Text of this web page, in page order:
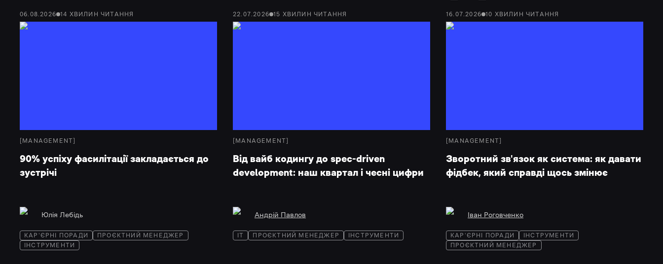
06.08.2026 14 ХВИЛИН ЧИТАННЯ
MANAGEMENT
90% успіху фасилітації закладається до
зустрічі
Юлія Лебідь
КАР'ЄРНІ ПОРАДИ
ПРОЄКТНИЙ МЕНЕДЖЕР
ІНСТРУМЕНТИ
22.07.2026 15 ХВИЛИН ЧИТАННЯ
MANAGEMENT
Від вайб кодингу до spec-driven
development: наш квартал і чесні цифри
Андрій Павлов
IT ПРОЄКТНИЙ МЕНЕДЖЕР ІНСТРУМЕНТИ
16.07.2026 10 ХВИЛИН ЧИТАННЯ
MANAGEMENT
Зворотний зв'язок як система: як давати
фідбек, який справді щось змінює
Іван Роговченко
КАР'ЄРНІ ПОРАДИ
ІНСТРУМЕНТИ
ПРОЄКТНИЙ МЕНЕДЖЕР